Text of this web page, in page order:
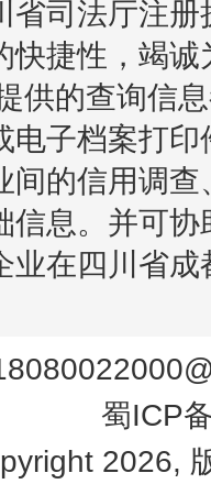
省司法厅注
快捷性，竭
供的查询信
电子档案打
间的信用调
信息。并可
业在四川省
蜀ICP
2026,